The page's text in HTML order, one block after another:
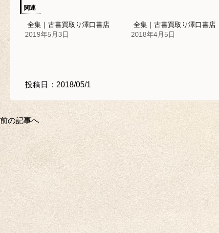
関連
全集｜古書買取り澤口書店
2019年5月3日
全集｜古書買取り澤口書店
2018年4月5日
投稿日：2018/05/1
前の記事へ